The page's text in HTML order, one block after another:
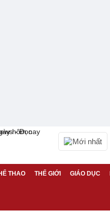
Mới nhất
THAO THẾ GIỚI GIÁO DỤC